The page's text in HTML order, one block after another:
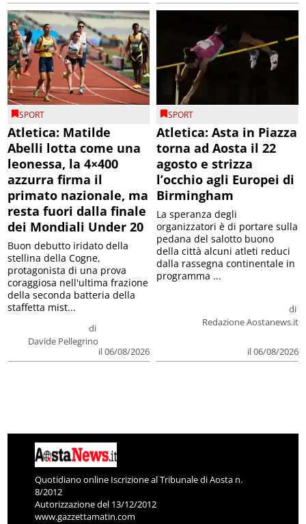
SPORT
Atletica: Matilde
Abelli lotta come una
leonessa, la 4×400
azzurra firma il
primato nazionale, ma
resta fuori dalla finale
dei Mondiali Under 20
di
Davide Pellegrino
il 06/08/2026
Buon debutto iridato della
stellina della Cogne,
protagonista di una prova
coraggiosa nell'ultima frazione
della seconda batteria della
staffetta mist...
SPORT
Atletica: Asta in Piazza
torna ad Aosta il 22
agosto e strizza
l’occhio agli Europei di
Birmingham
di
Redazione Aostanews.it
il 06/08/2026
La speranza degli
organizzatori è di portare sulla
pedana del salotto buono
della città alcuni atleti reduci
dalla rassegna continentale in
programma ...
Quotidiano online Iscrizione al Tribunale di Aosta n.
8/2012
Autorizzazione del 13/12/2012
www.gazzettamatin.com